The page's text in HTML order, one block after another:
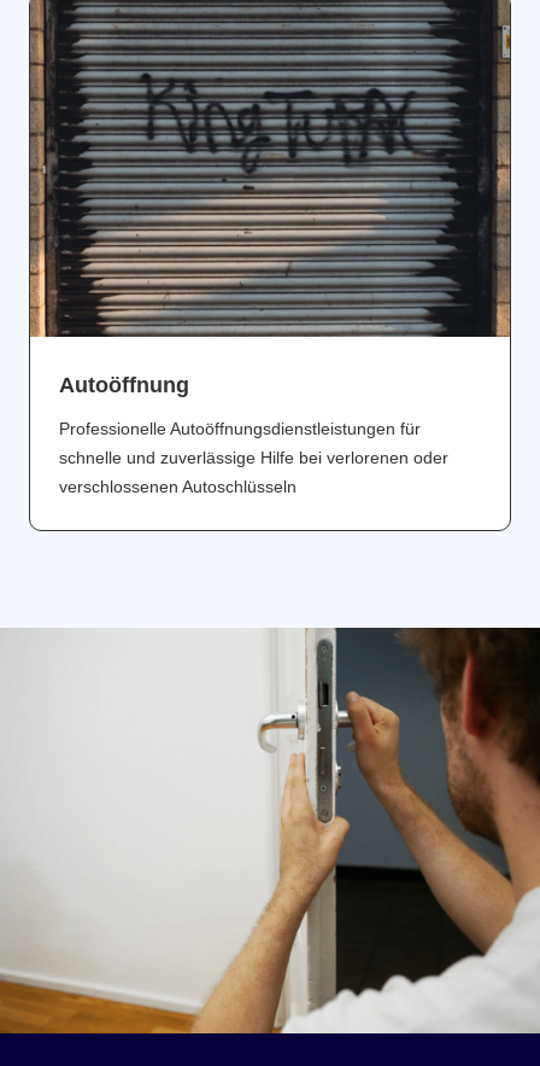
Аutoöffnung
Professionelle Autoöffnungsdienstleistungen für
schnelle und zuverlässige Hilfe bei verlorenen oder
verschlossenen Autoschlüsseln